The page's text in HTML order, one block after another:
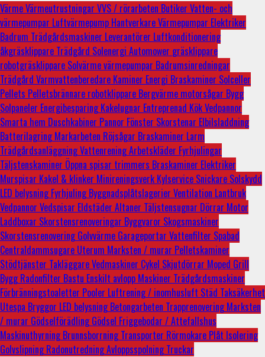
VärmeVärmeutrustningar VVS / rörarbeten Butiker Vatten- och
värmepumpar Luftvärmepump HantverkareVärmepumpar Elektriker
Badrum Trädgårdsmaskiner Leverantörer Luftkonditionering
åkgräsklippare Trädgård Solenergi Automower gräsklippare
robotgräsklippare Solvärmevärmepumpar Badrumsinredningar
Trädgård Varmvattenberedare Kaminer Energi Braskaminer Solceller
Pellets Pelletsbrännare robotklippare Bergvärme motorsågar Bygg
Solpaneler EnergibesparingKakelugnar Entreprenad KökVedpannor
Smarta hem Duschkabiner Pannor Fönster Skorstenar Elbilsladdning
BatterilagringMarkarbeten Röjsågar Braskaminer Larm
TrädgårdsanläggningVattenreningArbetskläder Fyrhjulingar
Täljstenskaminer Öppna spisar trimmers Braskaminer Elektriker
Murspisar Kakel & klinker Minireningsverk Kylservice Snickare Solskydd
LED belysningFyrhjulingByggnadsplåtslagerier Ventilation Lantbruk
Vedpannor Vedspisar Eldstäder Altaner Täljstensugnar Dörrar Motor
Laddboxar Skorstensrenoveringar Byggvaror Skogsmaskiner
SkorstensrenoveringGolvvärme Garageportar Vattenfilter Spabad
Centraldammsugare Uterum Marksten / murar Pelletskaminer
Stödtjänster TakläggareVedmaskiner Cykel Skjutdörrar Moped Grill
ByggRadonfilter Bastu Enskilt avlopp Maskiner Trädgårdsmaskiner
Förbränningstoaletter Pooler Luftrening / inomhusluft Städ Taksäkerhet
Utespa Bryggor LED belysningBetongarbeten TrapprenoveringMarksten
/ murar GödselförädlingGödsel Friggebodar / Attefallshus
MaskinuthyrningBrunnsborrningTransporter Rörmokare Plåt Isolering
GolvslipningRadonutredningAvloppsspolningTruckar